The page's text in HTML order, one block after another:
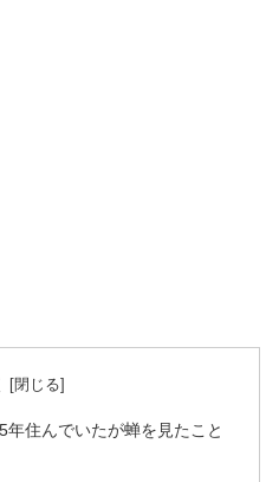
年住んでいたが蝉を見たこと